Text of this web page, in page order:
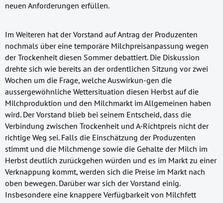
neuen Anforderungen erfüllen.
Im Weiteren hat der Vorstand auf Antrag der Produzenten
nochmals über eine temporäre Milchpreisanpassung wegen
der Trockenheit diesen Sommer debattiert. Die Diskussion
drehte sich wie bereits an der ordentlichen Sitzung vor zwei
Wochen um die Frage, welche Auswirkun-gen die
aussergewöhnliche Wettersituation diesen Herbst auf die
Milchproduktion und den Milchmarkt im Allgemeinen haben
wird. Der Vorstand blieb bei seinem Entscheid, dass die
Verbindung zwischen Trockenheit und A-Richtpreis nicht der
richtige Weg sei. Falls die Einschätzung der Produzenten
stimmt und die Milchmenge sowie die Gehalte der Milch im
Herbst deutlich zurückgehen würden und es im Markt zu einer
Verknappung kommt, werden sich die Preise im Markt nach
oben bewegen. Darüber war sich der Vorstand einig.
Insbesondere eine knappere Verfügbarkeit von Milchfett